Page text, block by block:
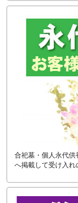
合祀墓・個人永代供
へ掲載して受け入れ